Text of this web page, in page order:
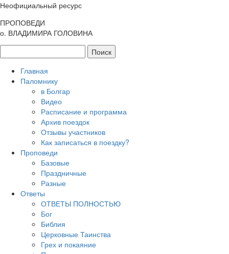
Неофициальный ресурс
ПРОПОВЕДИ
о. ВЛАДИМИРА ГОЛОВИНА
Главная
Паломнику
в Болгар
Видео
Расписание и программа
Архив поездок
Отзывы участников
Как записаться в поездку?
Проповеди
Базовые
Праздничные
Разные
Ответы
ОТВЕТЫ ПОЛНОСТЬЮ
Бог
Библия
Церковные Таинства
Грех и покаяние